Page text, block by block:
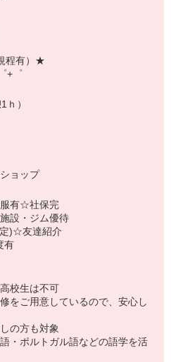
ン面接OK！
対応。
ください！
程有）★
+゜
）
ョップ
有☆社保完
設・ジム優待
)☆友達紹介
有
校生は不可
をご用意しているので、安心し
の方も対象
・ポルトガル語などの語学を活